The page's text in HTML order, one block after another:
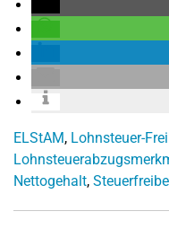
ELStAM, Lohnsteuer-
Nettogehalt,